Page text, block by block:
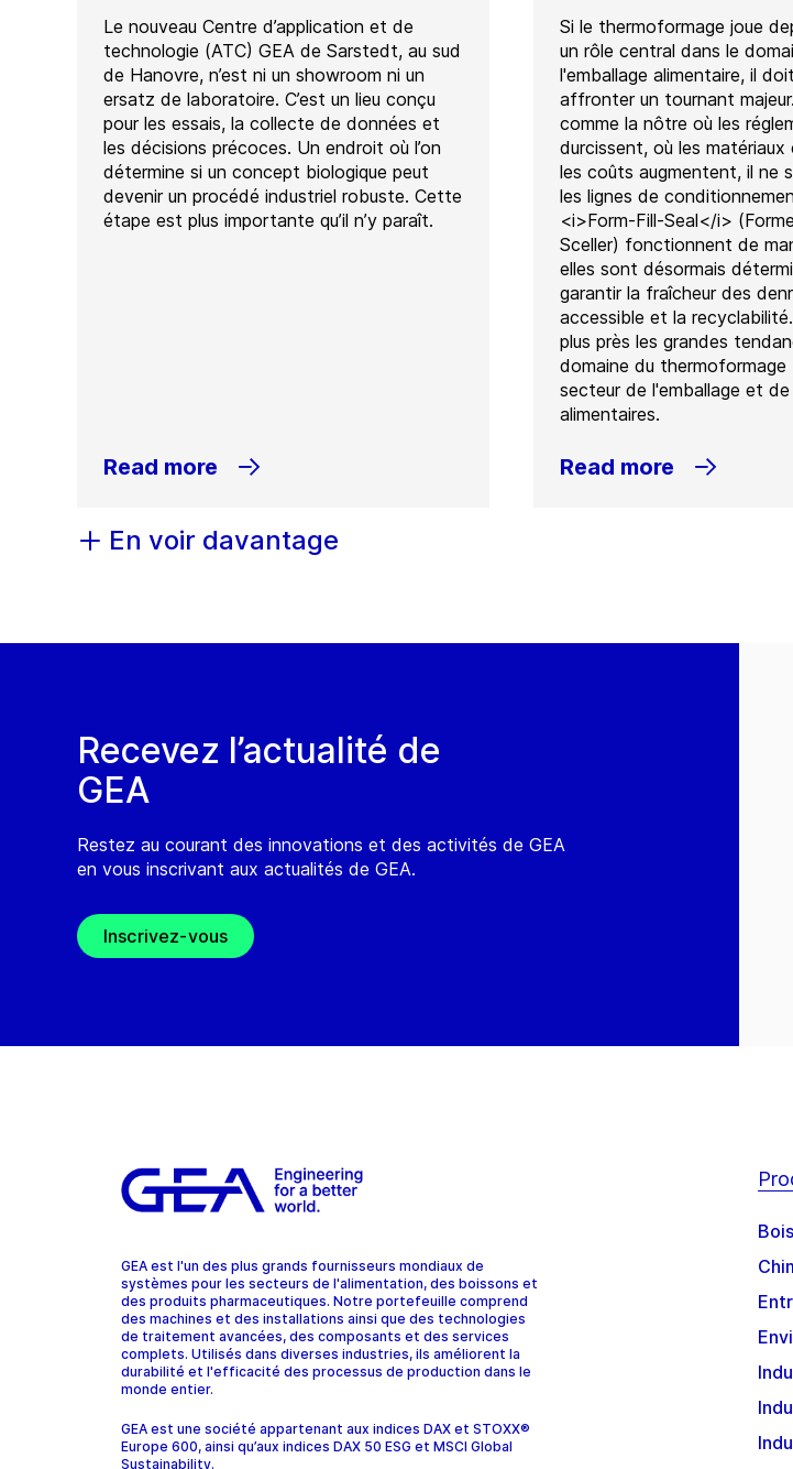
Le nouveau Centre d’application et de
technologie (ATC) GEA de Sarstedt, au sud
de Hanovre, n’est ni un showroom ni un
ersatz de laboratoire. C’est un lieu conçu
pour les essais, la collecte de données et
les décisions précoces. Un endroit où l’on
détermine si un concept biologique peut
devenir un procédé industriel robuste. Cette
étape est plus importante qu’il n’y paraît.
Read more
Si le thermoformage joue
un rôle central dans le
l'emballage alimentaire, il
affronter un tournant
comme la nôtre où les
durcissent, où les
les coûts augmentent, il ne
les lignes de
<i>Form-Fill-Seal</i>
Sceller) fonctionnent de
elles sont désormais
garantir la fraîcheur des
accessible et la
plus près les grandes
domaine du
secteur de l'emballage et
alimentaires.
Read more
En voir davantage
Recevez l’actualité de
GEA
Restez au courant des innovations et des activités de GEA
en vous inscrivant aux actualités de GEA.
Inscrivez-vous
GEA est l'un des plus grands fournisseurs mondiaux de
systèmes pour les secteurs de l'alimentation, des boissons et
des produits pharmaceutiques. Notre portefeuille comprend
des machines et des installations ainsi que des technologies
de traitement avancées, des composants et des services
complets. Utilisés dans diverses industries, ils améliorent la
durabilité et l'efficacité des processus de production dans le
monde entier.
GEA est une société appartenant aux indices DAX et STOXX®
Europe 600, ainsi qu’aux indices DAX 50 ESG et MSCI Global
Sustainability.